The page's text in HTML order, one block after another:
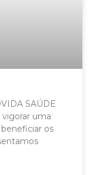
SAÚDE
uma
os